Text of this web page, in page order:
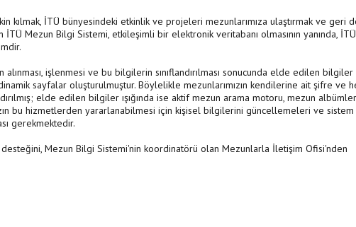
kılmak, İTÜ bünyesindeki etkinlik ve projeleri mezunlarımıza ulaştırmak ve geri
İTÜ Mezun Bilgi Sistemi, etkileşimli bir elektronik veritabanı olmasının yanında, İTÜ
işlenmesi ve bu bilgilerin sınıflandırılması sonucunda elde edilen
sayfalar oluşturulmuştur. Böylelikle mezunlarımızın kendilerine ait şifre ve
elde edilen bilgiler ışığında ise aktif mezun arama motoru, mezun
bu hizmetlerden yararlanabilmesi için kişisel bilgilerini güncellemeleri ve sistem
gerekmektedir.
Mezun Bilgi Sistemi'nin koordinatörü olan Mezunlarla İletişim Ofisi'nden